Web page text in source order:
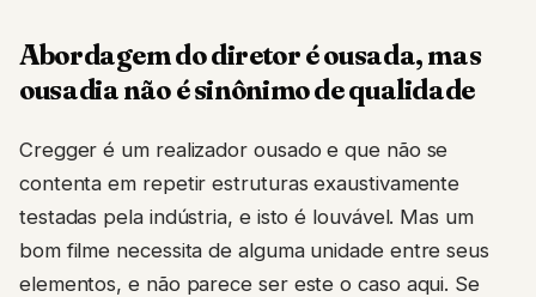
Abordagem do diretor é ousada, mas
ousadia não é sinônimo de qualidade
Cregger é um realizador ousado e que não se
contenta em repetir estruturas exaustivamente
testadas pela indústria, e isto é louvável. Mas um
bom filme necessita de alguma unidade entre seus
elementos, e não parece ser este o caso aqui. Se